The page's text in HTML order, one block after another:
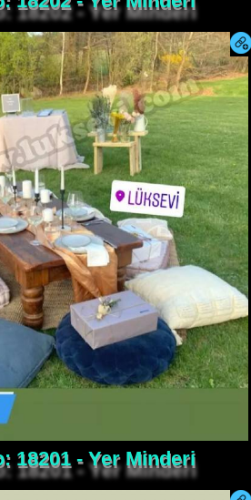
18201 - Yer Minderi